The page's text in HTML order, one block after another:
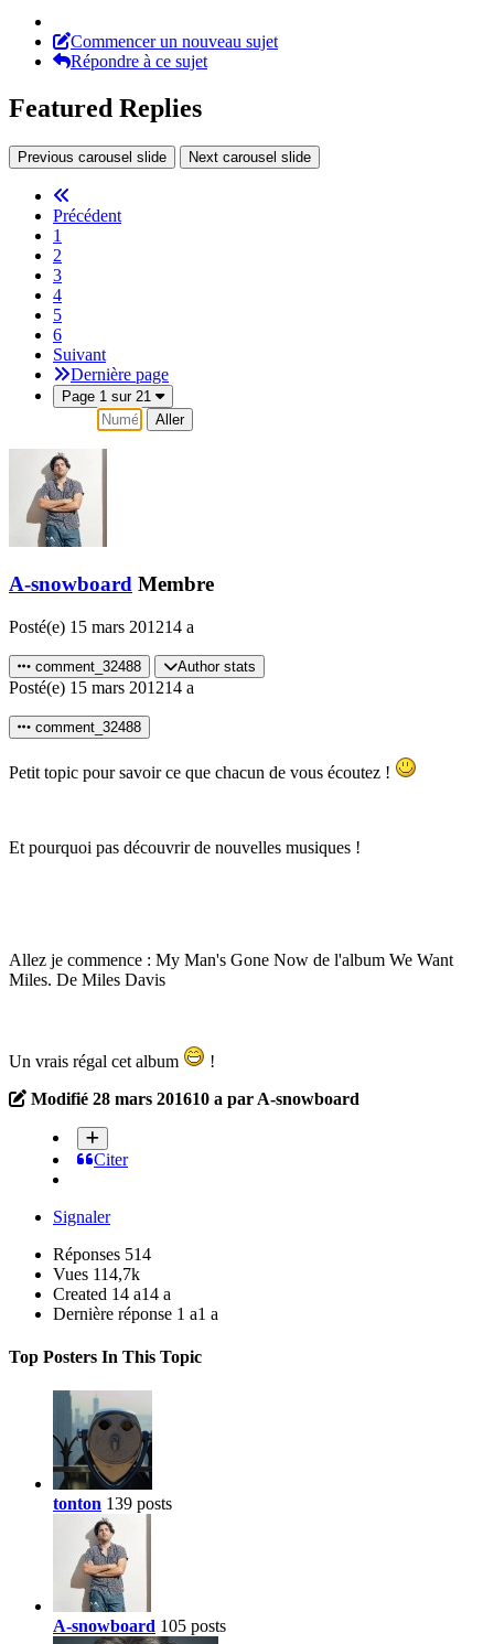
Commencer un nouveau sujet
Répondre à ce sujet
Featured Replies
Previous carousel slide Next carousel slide
Précédent
1
2
3
4
5
6
Suivant
Dernière page
Page 1 sur 21
Aller
A-snowboard Membre
Posté(e) 15 mars 201214 a
comment_32488 Author stats
Posté(e) 15 mars 201214 a
comment_32488
Petit topic pour savoir ce que chacun de vous écoutez !
Et pourquoi pas découvrir de nouvelles musiques !
Allez je commence : My Man's Gone Now de l'album We Want
Miles. De Miles Davis
Un vrais régal cet album
!
Modifié 28 mars 201610 a par A-snowboard
Citer
Signaler
Réponses 514
Vues 114,7k
Created 14 a14 a
Dernière réponse 1 a1 a
Top Posters In This Topic
tonton 139 posts
A-snowboard 105 posts